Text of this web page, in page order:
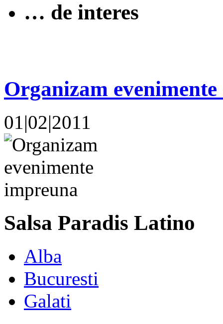
… de interes
Organizam
01|02|2011
Salsa Paradis Latino
Alba
Bucuresti
Galati